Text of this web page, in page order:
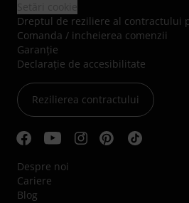
Dreptul de reziliere al contractului
Comanda / incheierea comenzii
Garanție
Declarație de accesibilitate
Rezilierea contractului
Despre noi
Cariere
Blog